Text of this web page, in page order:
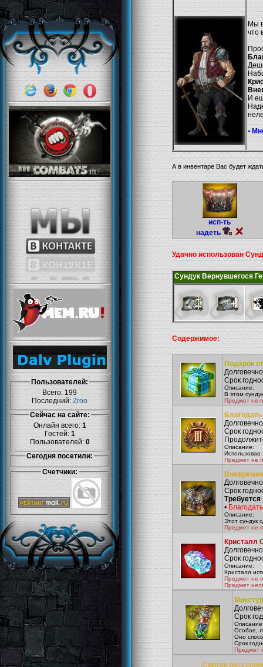
Пользователей:
Всего: 199
Последний:Zroo
Сейчас на сайте:
Онлайн всего:1
Гостей: 1
Пользователей:0
Сегодня посетили:
Счетчики:
Мы
что
И
•
А в инвентаре Вас будет
исп-ть
надеть
Удачно использован
Сундук Вернувшегося
Содержимое:
Подарок
Срок
Описание:
В этом
Предмет не
Срок
Описание:
Использовав
Предмет не
Срок
•
Описание:
Этот сундук
Предмет не
Кристалл
Срок
Описание:
Кристалл
Предмет не
Предмет
Срок
Особое,
Оно
Срок
Предмет
Свиток